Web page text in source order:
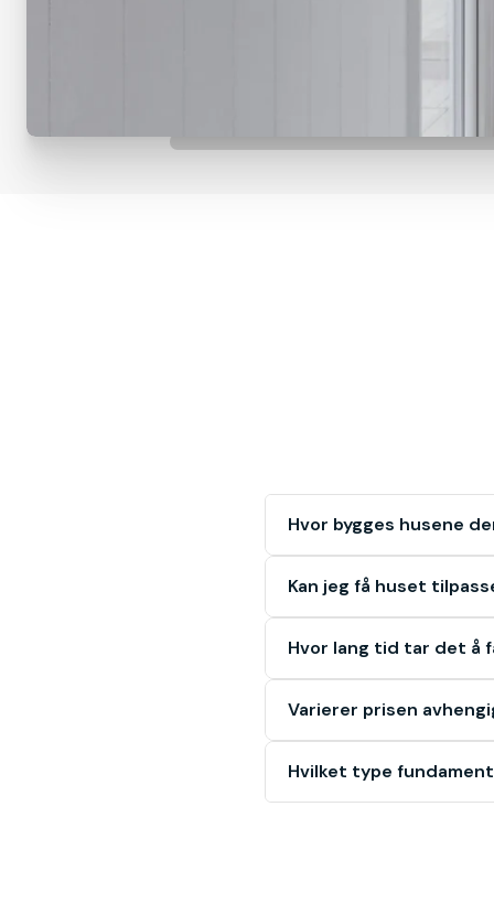
Hvor bygges husene
Kan jeg få huset
Hvor lang tid tar det å
Varierer prisen
Hvilket type